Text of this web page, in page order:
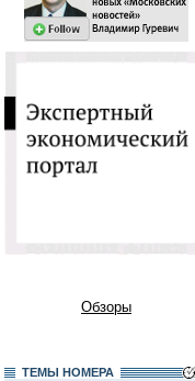
Обзоры
ТЕМЫ НОМЕРА